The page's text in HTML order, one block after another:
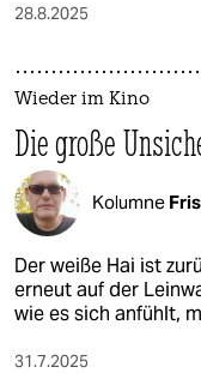
28.8.2025
Wieder im Kino
Die große
Kolumne
Der weiße Hai ist
erneut auf der
wie es sich anfühlt,
31.7.2025